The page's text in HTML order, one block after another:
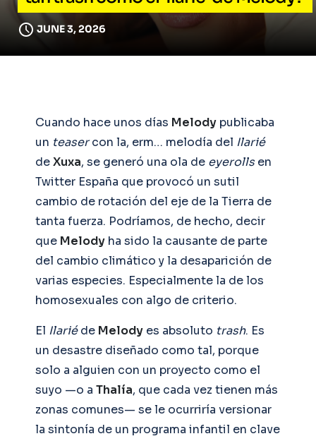
JUNE 3, 2026
Cuando hace unos días Melody publicaba
un teasercon la, erm… melodía del Ilarié
deXuxa, se generó una ola de eyerollsen
Twitter España que provocó un sutil
cambio de rotación del eje de la Tierra de
tanta fuerza. Podríamos, de hecho, decir
que Melody ha sido la causante de parte
del cambio climático y la desaparición de
varias especies. Especialmente la de los
homosexuales con algo de criterio.
El Ilariéde Melody es absoluto trash. Es
un desastre diseñado como tal, porque
solo a alguien con un proyecto como el
suyo —o a Thalía, que cada vez tienen más
zonas comunes— se le ocurriría versionar
la sintonía de un programa infantil en clave